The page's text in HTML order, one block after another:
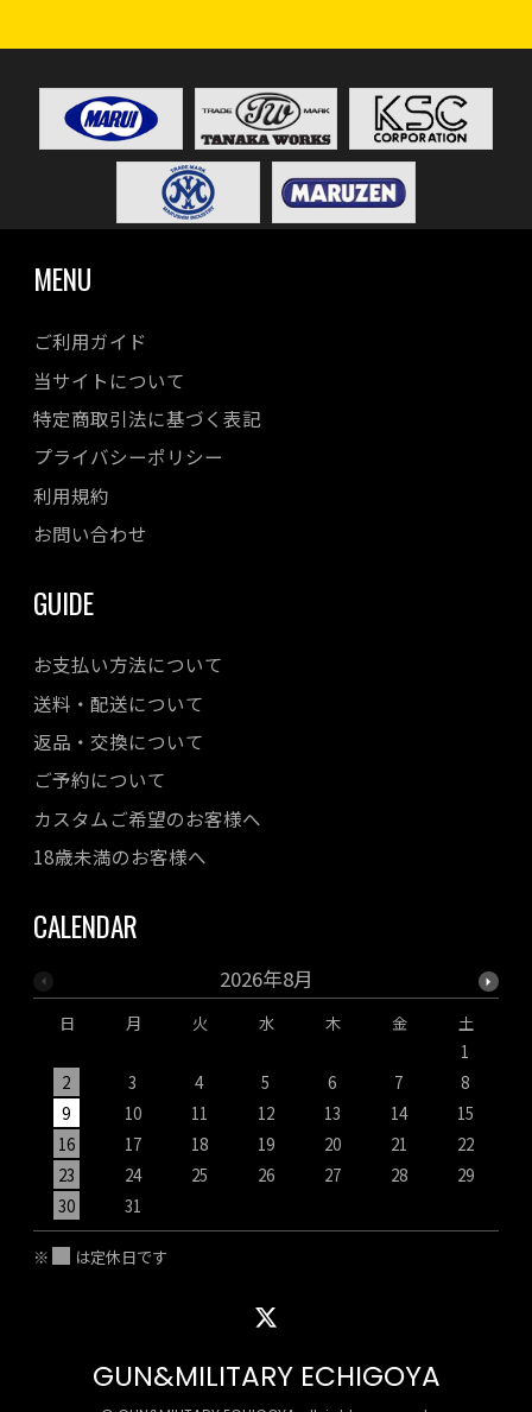
MENU
ご利用ガイド
当サイトについて
特定商取引法に基づく表記
プライバシーポリシー
利用規約
お問い合わせ
GUIDE
お支払い方法について
送料・配送について
返品・交換について
ご予約について
カスタムご希望のお客様へ
18歳未満のお客様へ
CALENDAR
2026年8月
日 月 火 水 木 金
土
1
2
3 4 5 6 7
8
9
10 11 12 13 14
15
16
17 18 19 20 21
22
23
24 25 26 27 28
29
30
31
※ は定休日です
GUN&MILITARY ECHIGOYA